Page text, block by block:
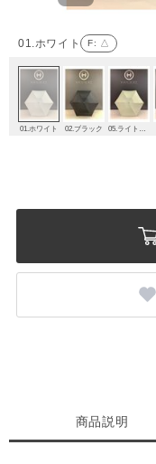
01.ホワイト F: △
01.ホワイト 02.ブラック
商品説明